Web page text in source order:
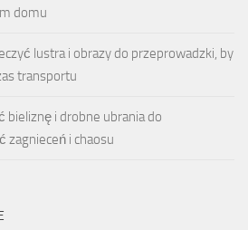
domu
lustra i obrazy do przeprowadzki, by
transportu
bieliznę i drobne ubrania do
zagnieceń i chaosu